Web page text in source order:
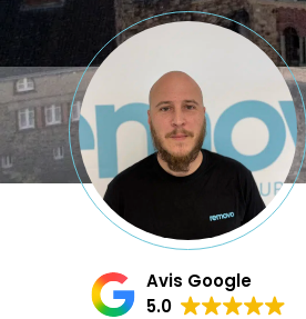
Avis Google
5.0